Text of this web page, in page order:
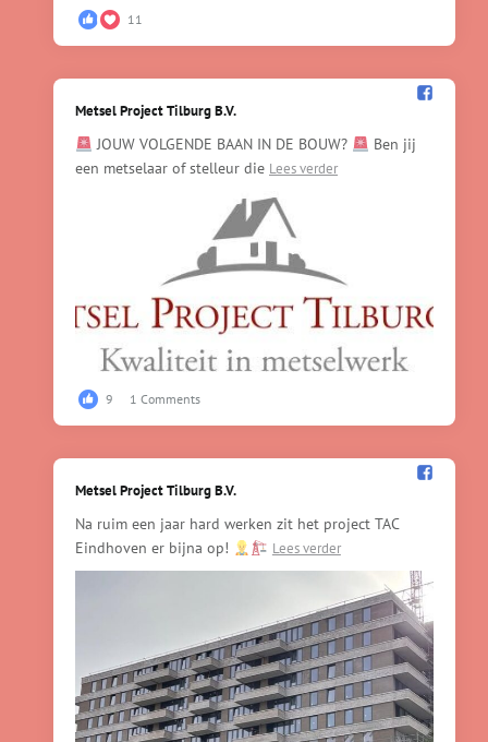
11
Metsel Project Tilburg B.V.️
JOUW VOLGENDE BAAN IN DE BOUW?
Ben jij
een metselaar of stelleur die Lees verder
9 1 Comments
Metsel Project Tilburg B.V.️
Na ruim een jaar hard werken zit het project TAC
Eindhoven er bijna op!
Lees verder